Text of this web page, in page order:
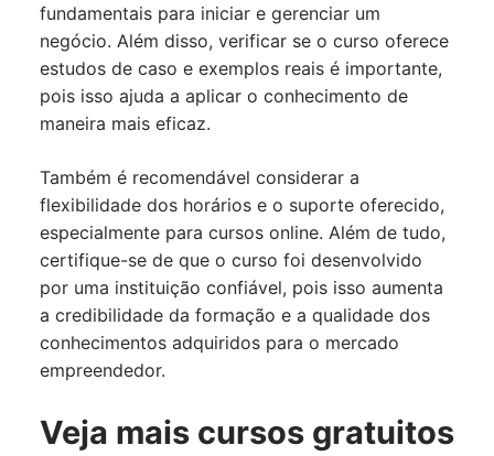
fundamentais para iniciar e gerenciar um
negócio. Além disso, verificar se o curso oferece
estudos de caso e exemplos reais é importante,
pois isso ajuda a aplicar o conhecimento de
maneira mais eficaz.
Também é recomendável considerar a
flexibilidade dos horários e o suporte oferecido,
especialmente para cursos online. Além de tudo,
certifique-se de que o curso foi desenvolvido
por uma instituição confiável, pois isso aumenta
a credibilidade da formação e a qualidade dos
conhecimentos adquiridos para o mercado
empreendedor.
Veja mais cursos gratuitos